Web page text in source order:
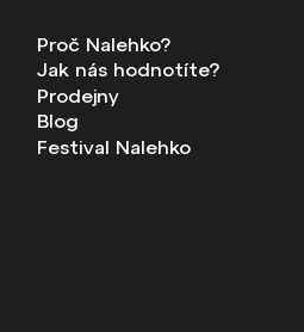
Proč Nalehko?
Jak nás hodnotíte?
Prodejny
Blog
Festival Nalehko